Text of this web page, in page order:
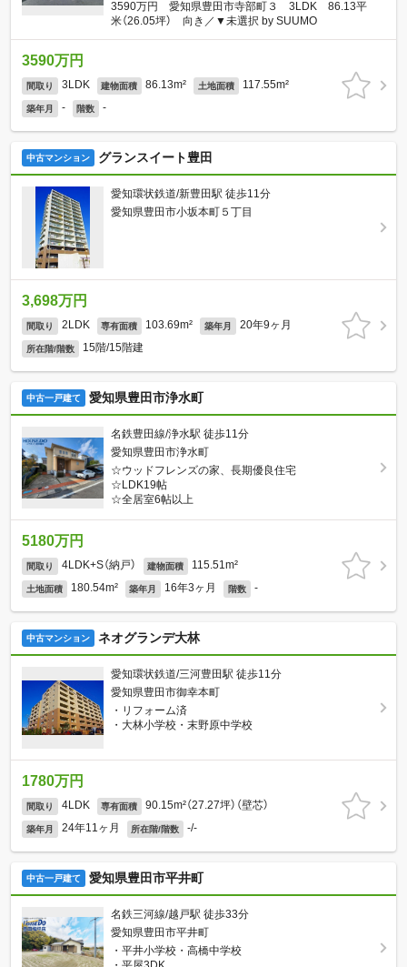
3590万円 愛知県豊田市寺部町３ 3LDK 86.13平
米（26.05坪） 向き／▼未選択 by SUUMO
3590万円
間取り 3LDK 建物面積 86.13m² 土地面積 117.55m²
築年月 - 階数 -
中古マンション グランスイート豊田
愛知環状鉄道/新豊田駅 徒歩11分
愛知県豊田市小坂本町５丁目
3,698万円
間取り 2LDK 専有面積 103.69m² 築年月 20年9ヶ月
所在階/階数 15階/15階建
中古一戸建て 愛知県豊田市浄水町
名鉄豊田線/浄水駅 徒歩11分
愛知県豊田市浄水町
☆ウッドフレンズの家、長期優良住宅
☆LDK19帖
☆全居室6帖以上
5180万円
間取り 4LDK+S（納戸） 建物面積 115.51m²
土地面積 180.54m² 築年月 16年3ヶ月 階数 -
中古マンション ネオグランデ大林
愛知環状鉄道/三河豊田駅 徒歩11分
愛知県豊田市御幸本町
・リフォーム済
・大林小学校・末野原中学校
1780万円
間取り 4LDK 専有面積 90.15m²（27.27坪）（壁芯）
築年月 24年11ヶ月 所在階/階数 -/-
中古一戸建て 愛知県豊田市平井町
名鉄三河線/越戸駅 徒歩33分
愛知県豊田市平井町
・平井小学校・高橋中学校